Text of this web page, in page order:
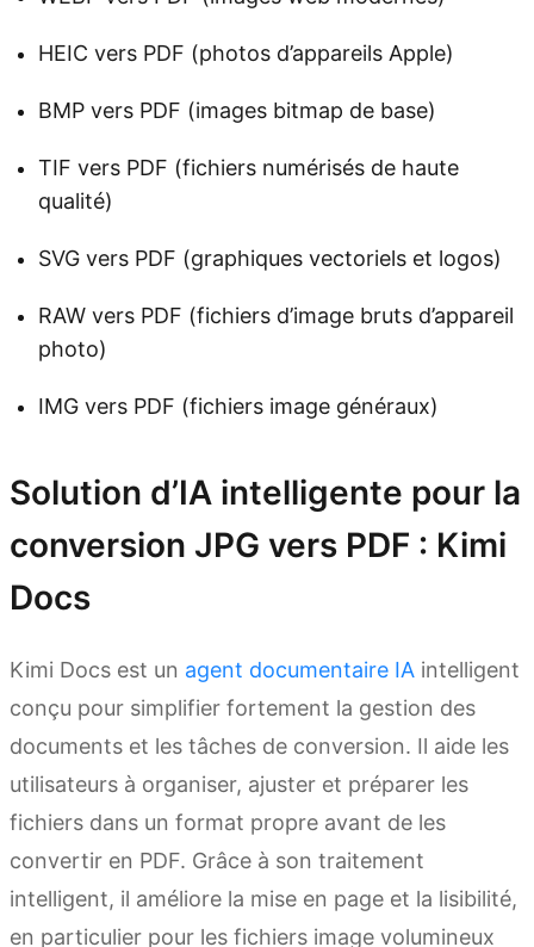
HEIC vers PDF (photos d’appareils Apple)
BMP vers PDF (images bitmap de base)
TIF vers PDF (fichiers numérisés de haute
qualité)
SVG vers PDF (graphiques vectoriels et logos)
RAW vers PDF (fichiers d’image bruts d’appareil
photo)
IMG vers PDF (fichiers image généraux)
Solution d’IA intelligente pour la
conversion JPG vers PDF : Kimi
Docs
Kimi Docs est un agent documentaire IA intelligent
conçu pour simplifier fortement la gestion des
documents et les tâches de conversion. Il aide les
utilisateurs à organiser, ajuster et préparer les
fichiers dans un format propre avant de les
convertir en PDF. Grâce à son traitement
intelligent, il améliore la mise en page et la lisibilité,
en particulier pour les fichiers image volumineux